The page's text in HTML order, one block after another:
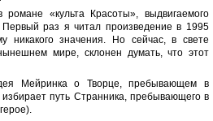
«культа Красоты», выдвигаемого
раз я читал произведение в 1995
никакого значения. Но сейчас, в свете
мире, склонен думать, что этот
Мейринка о Творце, пребывающем в
путь Странника, пребывающего в